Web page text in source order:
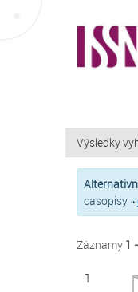
VuFind
Výsledky
casopisy »
Záznamy 1
1